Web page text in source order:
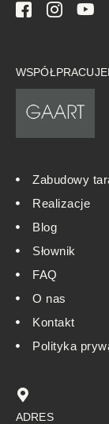
Zabudowy
Realizacje
Blog
Słownik
FAQ
O nas
Kontakt
Polityka
ADRES